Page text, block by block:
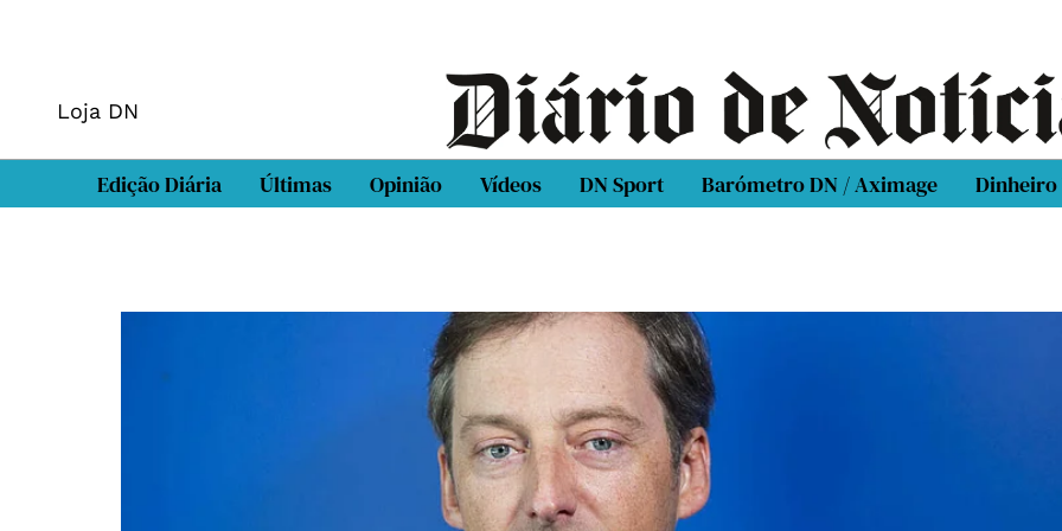
Loja DN
Edição Diária Últimas Opinião Vídeos DN Sport Barómetro DN / Aximage Dinheiro